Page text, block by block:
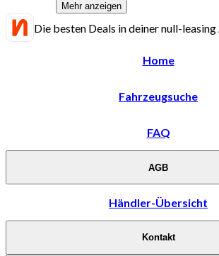
Mehr anzeigen
Die besten Deals in deiner null-
Home
Fahrzeugsuche
FAQ
AGB
Händler-Übersicht
Kontakt